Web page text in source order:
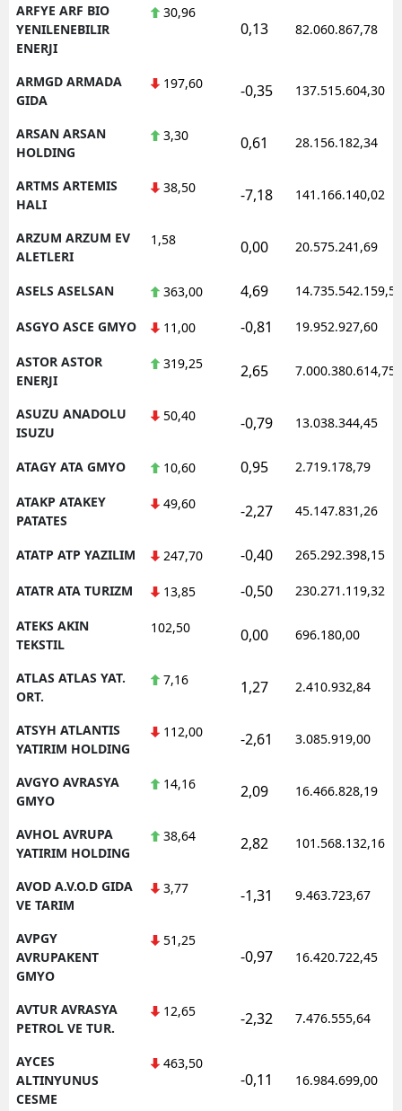
ARFYE ARF BIO
YENILENEBILIR
ENERJI
30,96
0,13 82.060.867,78
ARMGD ARMADA
GIDA
197,60 -0,35 137.515.604,30
ARSAN ARSAN
HOLDING
3,30 0,61 28.156.182,34
ARTMS ARTEMIS
HALI
38,50 -7,18 141.166.140,02
ARZUM ARZUM EV
ALETLERI
1,58 0,00 20.575.241,69
ASELS ASELSAN 363,00 4,69 14.735.542.159,50
ASGYO ASCE GMYO 11,00 -0,81 19.952.927,60
ASTOR ASTOR
ENERJI
319,25 2,65 7.000.380.614,75
ASUZU ANADOLU
ISUZU
50,40 -0,79 13.038.344,45
ATAGY ATA GMYO 10,60 0,95 2.719.178,79
ATAKP ATAKEY
PATATES
49,60 -2,27 45.147.831,26
ATATP ATP YAZILIM 247,70 -0,40 265.292.398,15
ATATR ATA TURIZM 13,85 -0,50 230.271.119,32
ATEKS AKIN
TEKSTIL
102,50 0,00 696.180,00
ATLAS ATLAS YAT.
ORT.
7,16 1,27 2.410.932,84
ATSYH ATLANTIS
YATIRIM HOLDING
112,00 -2,61 3.085.919,00
AVGYO AVRASYA
GMYO
14,16 2,09 16.466.828,19
AVHOL AVRUPA
YATIRIM HOLDING
38,64 2,82 101.568.132,16
AVOD A.V.O.D GIDA
VE TARIM
3,77 -1,31 9.463.723,67
AVPGY
AVRUPAKENT
GMYO
51,25
-0,97 16.420.722,45
AVTUR AVRASYA
PETROL VE TUR.
12,65 -2,32 7.476.555,64
AYCES
ALTINYUNUS
CESME
463,50
-0,11 16.984.699,00